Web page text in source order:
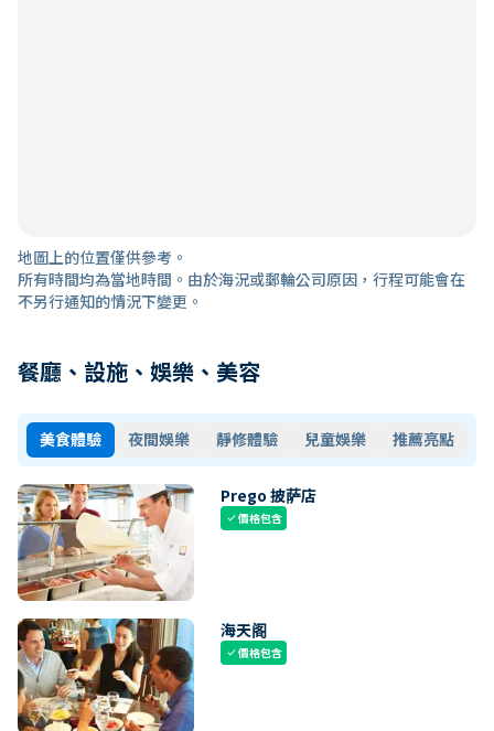
地圖上的位置僅供參考。
所有時間均為當地時間。由於海況或郵輪公司原因，行程可能會在
不另行通知的情況下變更。
餐廳、設施、娛樂、美容
美食體驗 夜間娛樂 靜修體驗 兒童娛樂 推薦亮點
Prego 披萨店
check價格包含
海天阁
check價格包含